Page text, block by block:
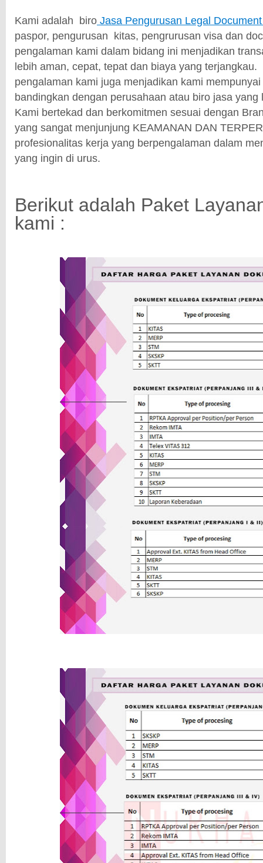
Kami adalah biro Jasa Pengurusan Legal
paspor, pengurusan kitas, pengrurusan visa dan
pengalaman kami dalam bidang ini menjadikan
lebih aman, cepat, tepat dan biaya yang terjangkau.
pengalaman kami juga menjadikan kami
bandingkan dengan perusahaan atau biro jasa yang
Kami bertekad dan berkomitmen sesuai dengan
yang sangat menjunjung KEAMANAN DAN
profesionalitas kerja yang berpengalaman dalam
yang ingin di urus.
Berikut adalah Paket
kami :